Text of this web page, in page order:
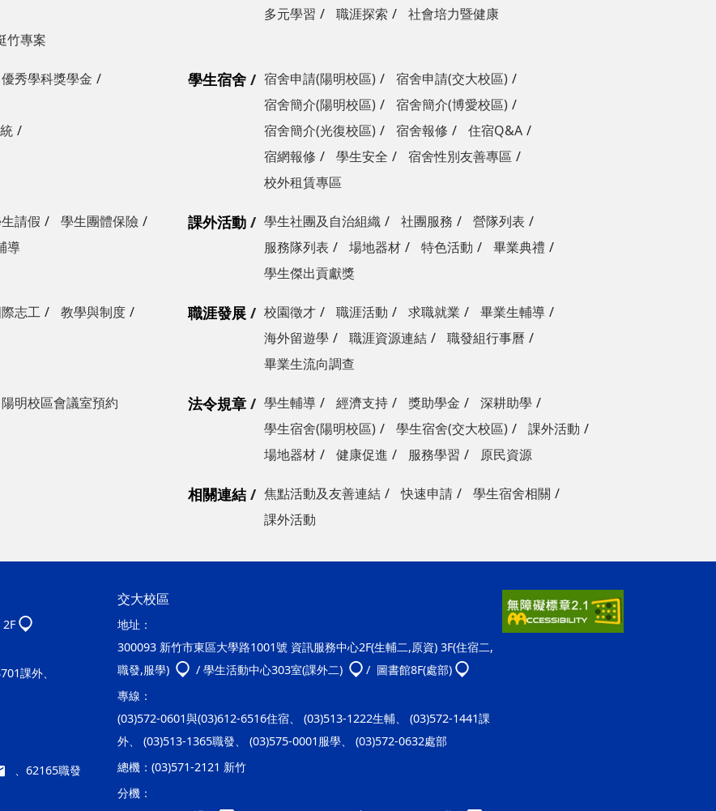
竹專案
多元學習
職涯探索 社會培力暨健康
優秀學科獎學金
學生宿舍 宿舍申請(陽明校區)
宿舍申請(交大校區)
宿舍簡介(陽明校區)
宿舍簡介(博愛校區)
宿舍簡介(光復校區)
宿舍報修
住宿Q&A
宿網報修
學生安全
宿舍性別友善專區
校外租賃專區
請假
學生團體保險
導
課外活動 學生社團及自治組織 社團服務
營隊列表
服務隊列表
場地器材 特色活動
畢業典禮
學生傑出貢獻獎
志工
教學與制度
職涯發展 校園徵才 職涯活動 求職就業
畢業生輔導
海外留遊學
職涯資源連結
職發組行事曆
畢業生流向調查
陽明校區會議室預約 法令規章 學生輔導 經濟支持 獎助學金
深耕助學
學生宿舍(陽明校區)
學生宿舍(交大校區)
課外活動
場地器材
健康促進 服務學習 原民資源
相關連結 焦點活動及友善連結 快速申請
學生宿舍相關
課外活動
課外、
、62165職發
交大校區
地址：
300093 新竹市東區大學路1001號 資訊服務中心2F(生輔二,原資) 3F(住宿二,
職發,服學)
/ 學生活動中心303室(課外二)
/ 圖書館8F(處部)
專線：
(03)572-0601與(03)612-6516住宿、 (03)513-1222生輔、 (03)572-1441課
外、 (03)513-1365職發、 (03)575-0001服學、 (03)572-0632處部
總機：(03)571-2121 新竹
分機：